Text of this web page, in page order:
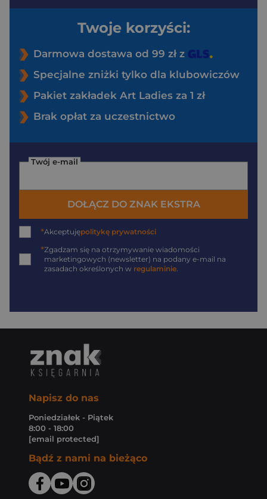
Twoje korzyści:
Darmowa dostawa od 99 zł z
Specjalne zniżki tylko dla klubowiczów
Pakiet zakładek Art Ladies za 1 zł
Brak opłat za uczestnictwo
Twój e-mail
DOŁĄCZ DO ZNAK EKSTRA
*Akceptujępolitykę prywatności
*Zgadzam się na otrzymywanie wiadomości
marketingowych (newsletter) na podany e-mail na
zasadach określonych w regulaminie
Napisz do nas
Poniedziałek - Piątek
8:00 - 18:00
[email protected]
Bądź z nami na bieżąco